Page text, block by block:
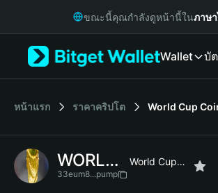
Русский
Italiano
简体中文
繁體中文
ขณะนี้คุณกำลังดูหน้านี้ในภาษ
Wallet บั
หน้าแรก ราคาคริปโต World Cup
WORLDCUP World Cup Coin
33eum8...pump